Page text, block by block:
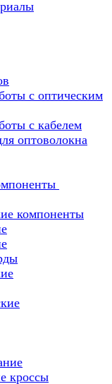
с оптическим
с кабелем
оптоволокна
компоненты
кроссы